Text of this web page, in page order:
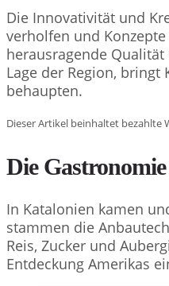
Die Innovativität und
verholfen und
herausragende
Lage der Region,
behaupten.
Dieser Artikel beinhaltet bezahlte
Die
In Katalonien kamen
stammen die
Reis, Zucker und
Entdeckung Amerikas